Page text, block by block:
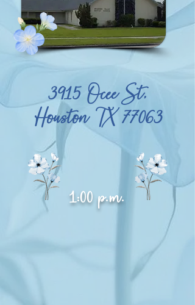
3915 Ocee St,
Houston TX 77063
1:00 p.m.